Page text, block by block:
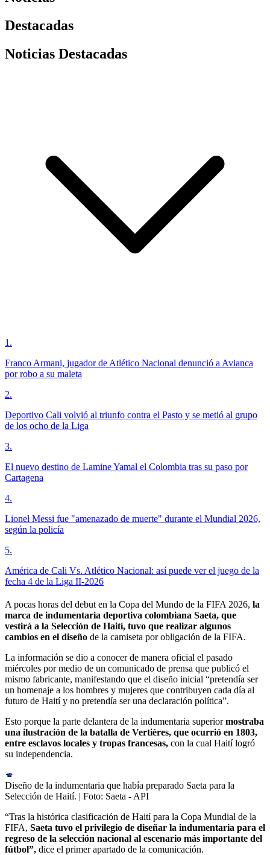
Destacadas
Noticias Destacadas
1 .
Franco Armani, jugador de Atlético Nacional denunció a Avianca
por robo a su maleta
2.
Deportivo Cali volvió al triunfo contra el Pasto y se metió al grupo
de los ocho de la Liga
3.
El nuevo destino de Lamine Yamal el Colombia tras su paso por
Cartagena
4.
Lionel Messi fue "amenazado de muerte" durante el Mundial 2026,
según la policía
5.
América de Cali Vs. Atlético Nacional: así puede ver el juego de la
fecha 4 de la Liga II-2026
A pocas horas del debut en la Copa del Mundo de la FIFA 2026, la
marca de indumentaria deportiva colombiana Saeta, que
vestirá a la Selección de Haití, tuvo que realizar algunos
cambios en el diseño de la camiseta por obligación de la FIFA.
La información se dio a conocer de manera oficial el pasado
miércoles por medio de un comunicado de prensa que publicó el
mismo fabricante, manifestando que el diseño inicial “pretendía ser
un homenaje a los hombres y mujeres que contribuyen cada día al
futuro de Haití y no pretendía ser una declaración política”.
Esto porque la parte delantera de la indumentaria superiormostraba
una ilustración de la batalla de Vertières, que ocurrió en 1803,
entre esclavos locales y tropas francesas, con la cual Haití logró
su independencia.
Diseño de la indumentaria que había preparado Saeta para la
Selección de Haití. | Foto: Saeta - API
“Tras la histórica clasificación de Haití para la Copa Mundial de la
FIFA, Saeta tuvo el privilegio de diseñar la indumentaria para el
regreso de la selección nacional al escenario más importante del
fútbol”, dice el primer apartado de la comunicación.